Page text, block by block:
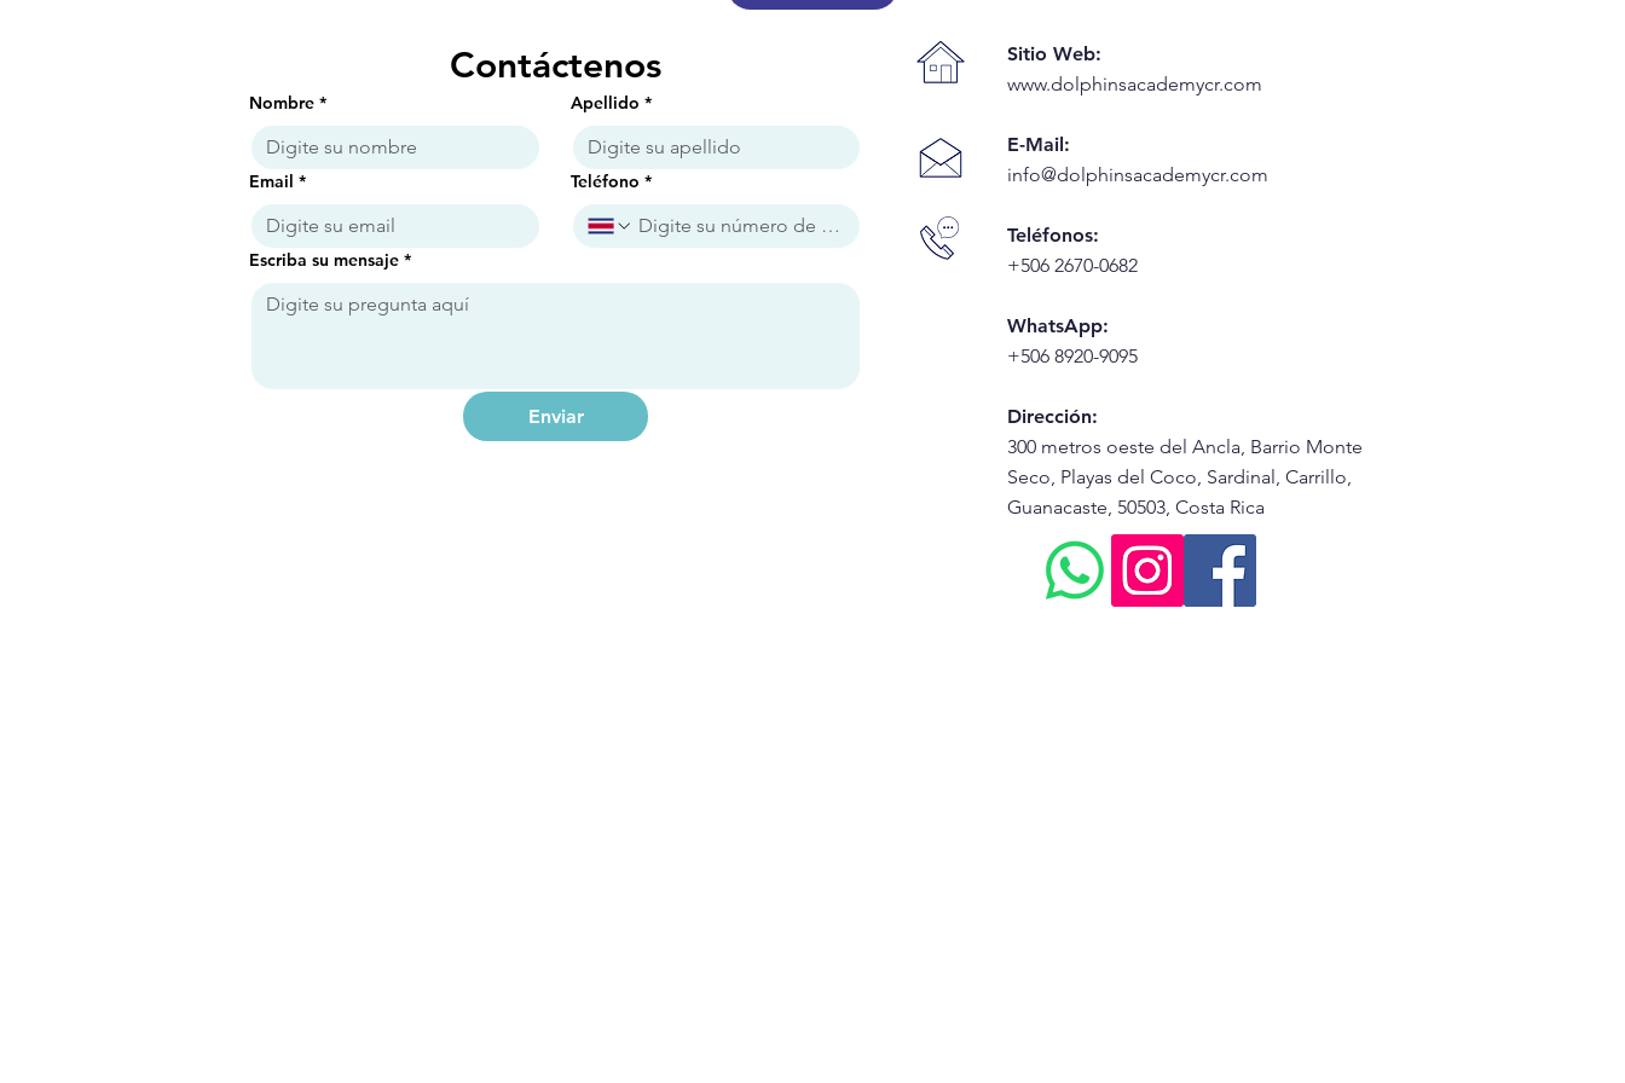
Contáctenos
Nombre * Apellido *
Email * Teléfono *
Escriba su mensaje *
Enviar
Sitio Web:
www.dolphinsacademycr.com
E-Mail:
info@dolphinsacademycr.com
Teléfonos:
+506 2670-0682
WhatsApp:
+506 8920-9095
Dirección:
300 metros oeste del Ancla, Barrio Monte
Seco, Playas del Coco, Sardinal, Carrillo,
Guanacaste, 50503, Costa Rica